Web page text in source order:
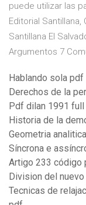
puede utilizar las
Editorial Santillana,
Santillana El
Argumentos 7
Hablando sola
Derechos de la
Pdf dilan 1991 full
Historia de la
Geometria
Síncrona e
Artigo 233 código
Division del
Tecnicas de